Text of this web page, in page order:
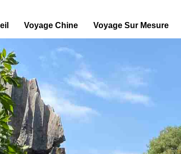
Voyage Chine Voyage Sur Mesure